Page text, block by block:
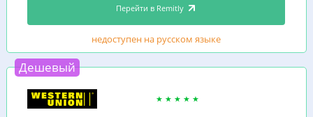
Перейти в Remitly
недоступен на русском языке
Дешевый